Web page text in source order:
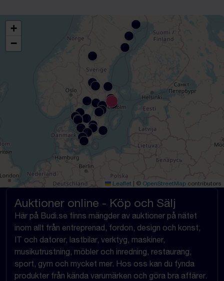
+
−
Leaflet © OpenStreetMap contributors
Auktioner online - Köp och Sälj
Här på Budi.se finns mängder av auktioner på nätet
inom allt från entreprenad, fordon, design och konst,
IT och datorer, lastbilar, verktyg, maskiner,
musikutrustning, möbler och inredning, restaurang,
sport, gym och mycket mer. Hos oss kan du fynda
produkter från kända varumärken och göra bra affärer.